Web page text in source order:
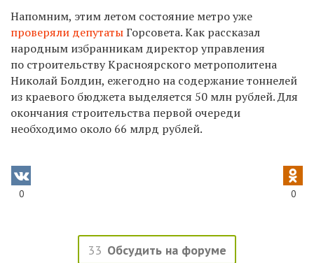
Напомним, этим летом состояние метро уже
проверяли депутатыГорсовета. Как рассказал
народным избранникам директор управления
по строительству Красноярского метрополитена
Николай Болдин, ежегодно на содержание тоннелей
из краевого бюджета выделяется 50 млн рублей. Для
окончания строительства первой очереди
необходимо около 66 млрд рублей.
0 0
33 Обсудить на форуме